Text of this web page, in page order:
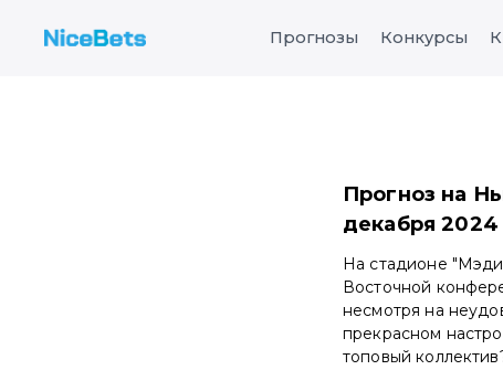
Прогнозы Конкурсы
Прогноз на
декабря 2024
На стадионе
Восточной
несмотря на
прекрасном
топовый